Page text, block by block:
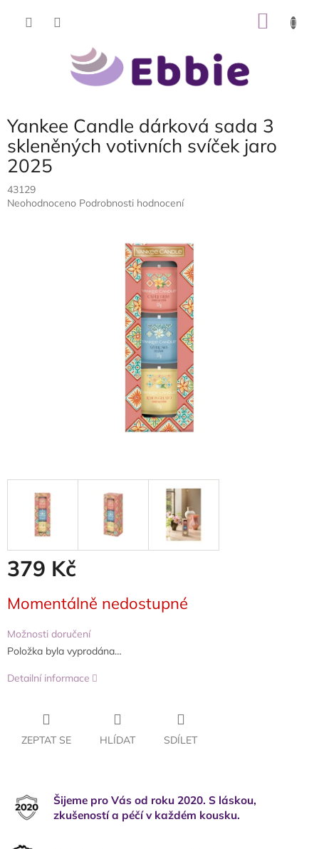
Yankee Candle dárková sada 3
skleněných votivních svíček jaro
2025
43129
Průměrné
Neohodnoceno Podrobnosti hodnocení
379 Kč
cena:
Momentálně nedostupné
Možnosti doručení
Položka byla vyprodána…
Detailní informace
ZEPTAT SE HLÍDAT SDÍLET
Šijeme pro Vás od roku 2020. S láskou,
zkušeností a péčí v každém kousku.